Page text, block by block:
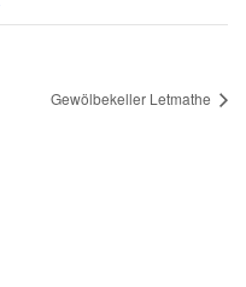
Gewölbekeller Letmathe